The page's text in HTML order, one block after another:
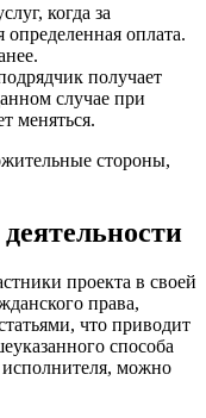
когда за
оплата.
получает
случае при
меняться.
стороны,
проекта в своей
права,
что приводит
способа
можно